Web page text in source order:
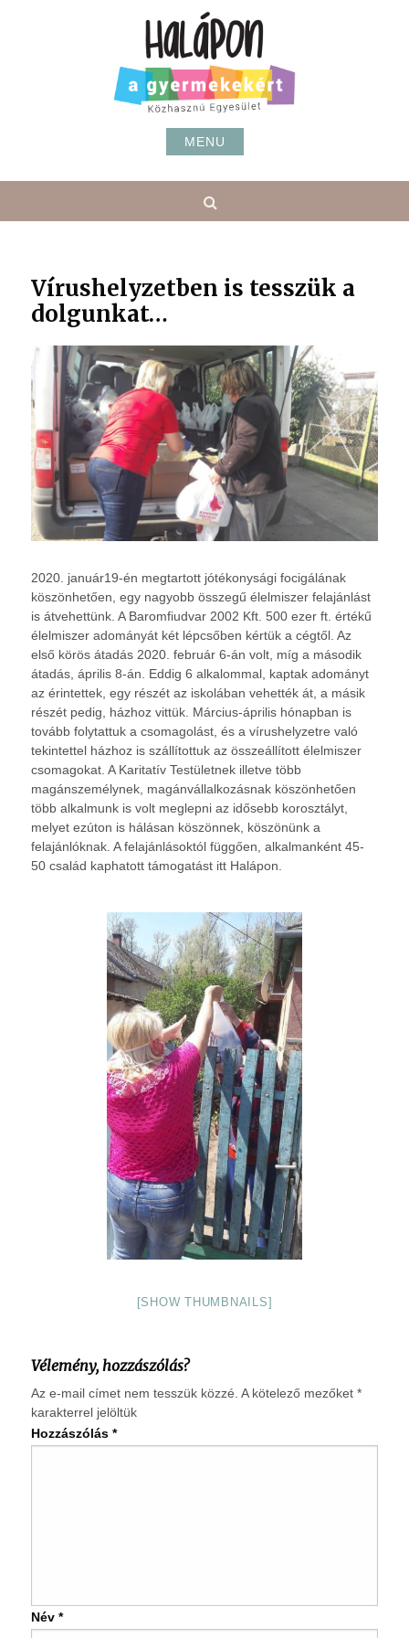
MENU
Vírushelyzetben is tesszük a
dolgunkat…
2020. január19-én megtartott jótékonysági focigálának
köszönhetően, egy nagyobb összegű élelmiszer felajánlást
is átvehettünk. A Baromfiudvar 2002 Kft. 500 ezer ft. értékű
élelmiszer adományát két lépcsőben kértük a cégtől. Az
első körös átadás 2020. február 6-án volt, míg a második
átadás, április 8-án. Eddig 6 alkalommal, kaptak adományt
az érintettek, egy részét az iskolában vehették át, a másik
részét pedig, házhoz vittük. Március-április hónapban is
tovább folytattuk a csomagolást, és a vírushelyzetre való
tekintettel házhoz is szállítottuk az összeállított élelmiszer
csomagokat. A Karitatív Testületnek illetve több
magánszemélynek, magánvállalkozásnak köszönhetően
több alkalmunk is volt meglepni az idősebb korosztályt,
melyet ezúton is hálásan köszönnek, köszönünk a
felajánlóknak. A felajánlásoktól függően, alkalmanként 45-
50 család kaphatott támogatást itt Halápon.
[SHOW THUMBNAILS]
Vélemény, hozzászólás?
Az e-mail címet nem tesszük közzé. A kötelező mezőket *
karakterrel jelöltük
Hozzászólás *
Név *